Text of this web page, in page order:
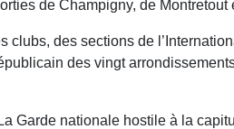
de Champigny, de Montretout
clubs, des sections de
des vingt
Garde nationale hostile à la